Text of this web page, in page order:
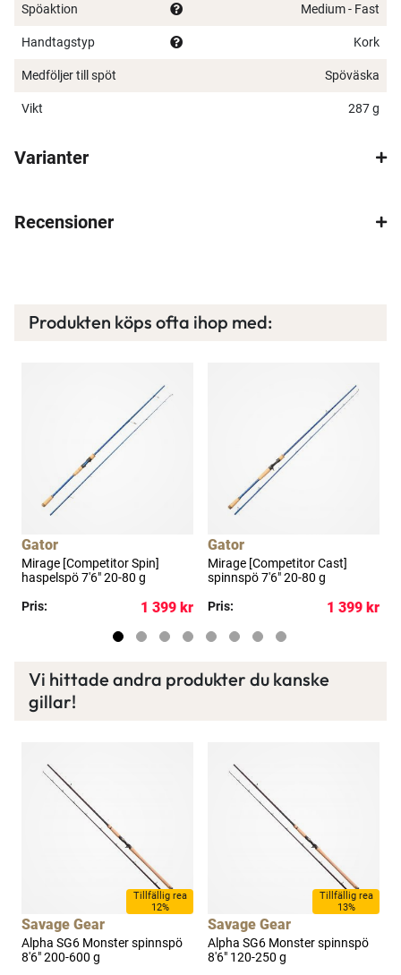
Ett exklusivt medlemskap med många förmåner.
Spöaktion Medium - Fast
Handtagstyp Kork
Medföljer till spöt Spöväska
Vikt 287 g
Varianter
Recensioner
Produkten köps ofta ihop med:
Gator
Mirage [Competitor Spin]
haspelspö 7'6" 20-80 g
Pris:
1 399 kr
Gator
Mirage [Competitor Cast]
spinnspö 7'6" 20-80 g
Pris:
1 399 kr
Vi hittade andra produkter du kanske
gillar!
Tillfällig rea
12%
Savage Gear
Alpha SG6 Monster spinnspö
8'6" 200-600 g
Tillfällig rea
13%
Savage Gear
Alpha SG6 Monster spinnspö
8'6" 120-250 g